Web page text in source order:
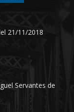
21/11/2018
Servantes de